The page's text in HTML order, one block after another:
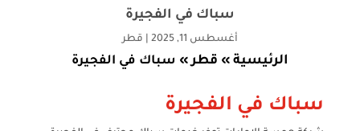
سباك في الفجيرة
أغسطس 11, 2025 قطر
الرئيسية » قطر» سباك في الفجيرة
سباك في الفجيرة